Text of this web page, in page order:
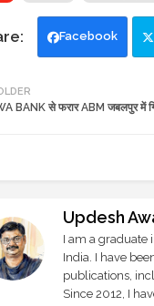
Facebook
BANK से फरार ABM जबलपुर में
Updesh
I am a graduate
India. I have
publications,
Since 2012, I